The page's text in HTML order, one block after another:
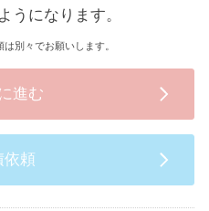
うになります。
別々でお願いします。
進む
依頼